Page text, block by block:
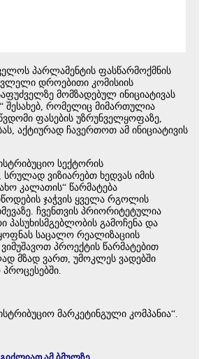
პარლამენტის ფასწარმოქმნის
დროებითი კომისიის
მომზადებულ ინიციატივას
შესახებ, რომელიც მიმართულია
ფასების უზრუნველყოფაზე,
აქტიურად ჩავერთოთ ამ ინიციატივის
სექტორის
ვიზიარებთ ხედვას იმის
კალათის“ წარმატება
ჯაჭვის ყველა რგოლის
ჩვენთვის პრიორიტეტულია
გამოჩენა და
საცალო რეალიზაციის
პროექტის წარმატებით
მზად ვართ, უმოკლეს ვადებში
მარკეტინგული კომპანია“.